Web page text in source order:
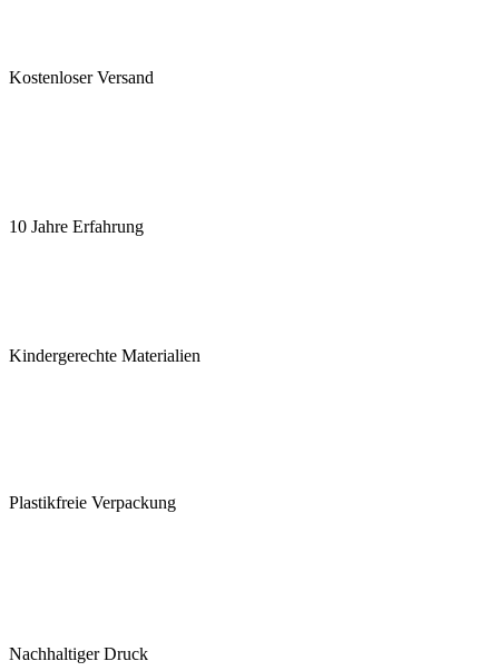
Kostenloser Versand
10 Jahre Erfahrung
Kindergerechte Materialien
Plastikfreie Verpackung
Nachhaltiger Druck